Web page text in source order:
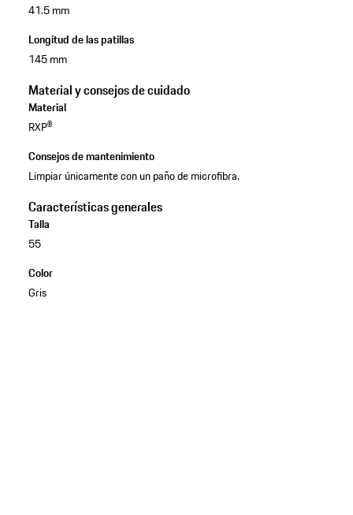
41.5 mm
Longitud de las patillas
145 mm
Material y consejos de cuidado
Material
RXP®
Consejos de mantenimiento
Limpiar únicamente con un paño de microfibra.
Características generales
Talla
55
Color
Gris